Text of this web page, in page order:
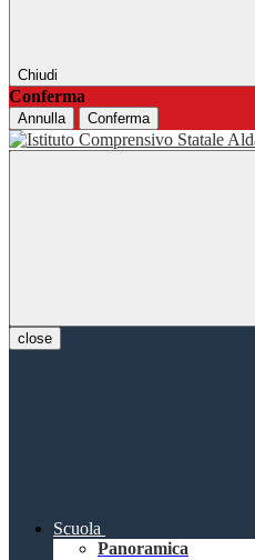
Chiudi
Conferma
Annulla Conferma
close
Scuola
Panoramica